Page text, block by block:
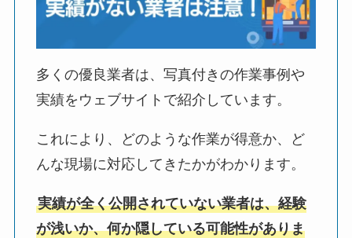
多くの優良業者は、写真付きの作業事例や
実績をウェブサイトで紹介しています。
これにより、どのような作業が得意か、ど
んな現場に対応してきたかがわかります。
実績が全く公開されていない業者は、経験
が浅いか、何か隠している可能性がありま